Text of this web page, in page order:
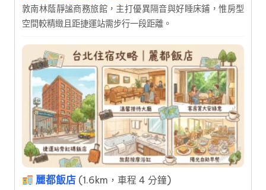
敦南林蔭靜謐商務旅館，主打優異隔音與好睡床鋪，惟房型
空間較精緻且距捷運站需步行一段距離。
麗都飯店 (1.6km，車程 4 分鐘)